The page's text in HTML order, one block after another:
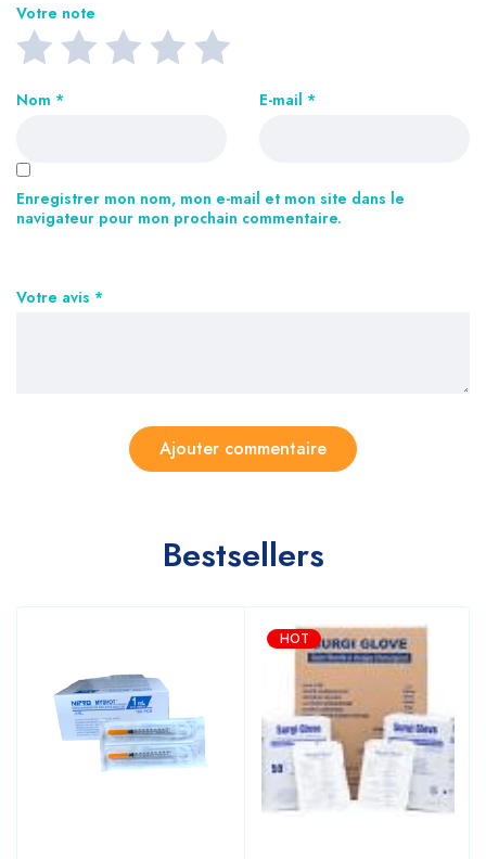
Votre note
Votre avis *
Nom * E-mail *
Enregistrer mon nom, mon e-mail et mon site dans le
navigateur pour mon prochain commentaire.
Bestsellers
HOT